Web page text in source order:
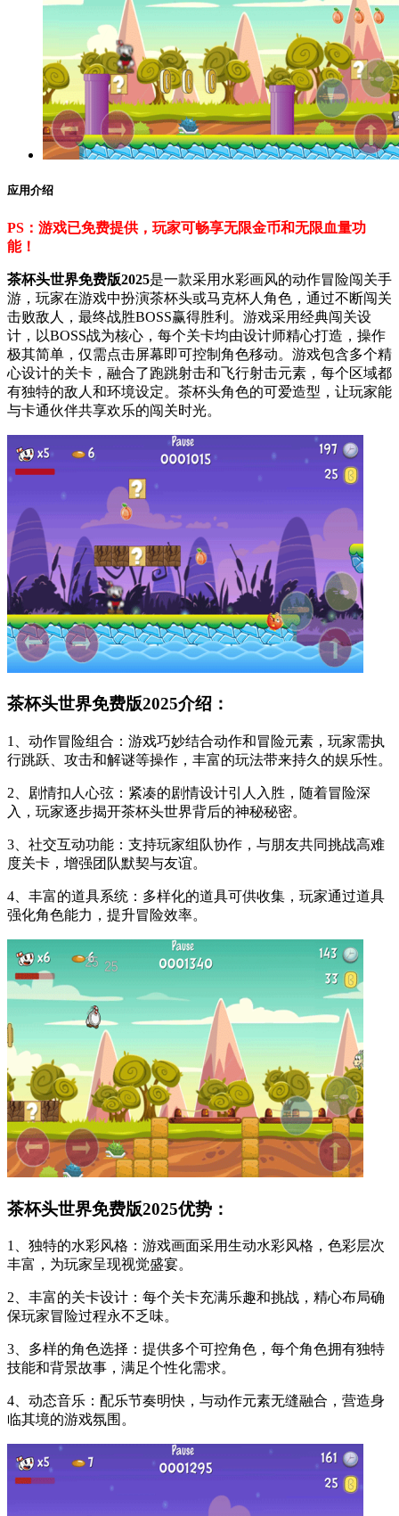
应用介绍
PS：游戏已免费提供，玩家可畅享无限金币和无限血量功
能！
茶杯头世界免费版2025是一款采用水彩画风的动作冒险闯关手
游，玩家在游戏中扮演茶杯头或马克杯人角色，通过不断闯关
击败敌人，最终战胜BOSS赢得胜利。游戏采用经典闯关设
计，以BOSS战为核心，每个关卡均由设计师精心打造，操作
极其简单，仅需点击屏幕即可控制角色移动。游戏包含多个精
心设计的关卡，融合了跑跳射击和飞行射击元素，每个区域都
有独特的敌人和环境设定。茶杯头角色的可爱造型，让玩家能
与卡通伙伴共享欢乐的闯关时光。
茶杯头世界免费版2025介绍：
1、动作冒险组合：游戏巧妙结合动作和冒险元素，玩家需执
行跳跃、攻击和解谜等操作，丰富的玩法带来持久的娱乐性。
2、剧情扣人心弦：紧凑的剧情设计引人入胜，随着冒险深
入，玩家逐步揭开茶杯头世界背后的神秘秘密。
3、社交互动功能：支持玩家组队协作，与朋友共同挑战高难
度关卡，增强团队默契与友谊。
4、丰富的道具系统：多样化的道具可供收集，玩家通过道具
强化角色能力，提升冒险效率。
茶杯头世界免费版2025优势：
1、独特的水彩风格：游戏画面采用生动水彩风格，色彩层次
丰富，为玩家呈现视觉盛宴。
2、丰富的关卡设计：每个关卡充满乐趣和挑战，精心布局确
保玩家冒险过程永不乏味。
3、多样的角色选择：提供多个可控角色，每个角色拥有独特
技能和背景故事，满足个性化需求。
4、动态音乐：配乐节奏明快，与动作元素无缝融合，营造身
临其境的游戏氛围。